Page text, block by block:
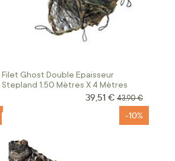
Filet Ghost Double Epaisseur
Stepland 1,50 Mètres X 4 Mètres
Prix Spécial
39,51 € Prix normal
43,90 €
-10%